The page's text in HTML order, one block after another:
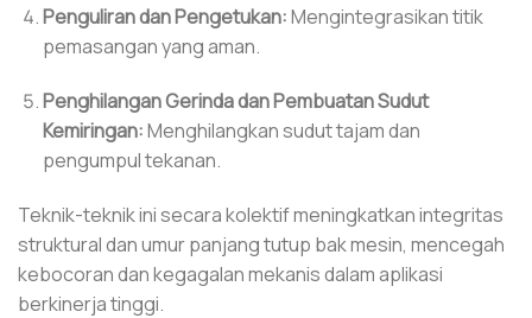
Penguliran dan Pengetukan:Mengintegrasikan titik
pemasangan yang aman.
Penghilangan Gerinda dan Pembuatan Sudut
Kemiringan:Menghilangkan sudut tajam dan
pengumpul tekanan.
Teknik-teknik ini secara kolektif meningkatkan integritas
struktural dan umur panjang tutup bak mesin, mencegah
kebocoran dan kegagalan mekanis dalam aplikasi
berkinerja tinggi.